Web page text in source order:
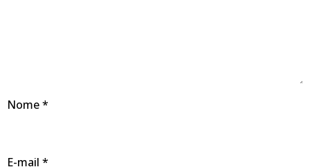
Nome*
E-mail *